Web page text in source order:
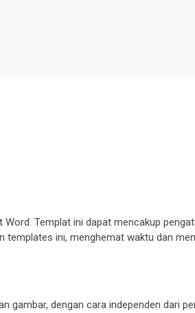
Templat ini dapat mencakup
templates ini, menghemat waktu dan
gambar, dengan cara independen dari